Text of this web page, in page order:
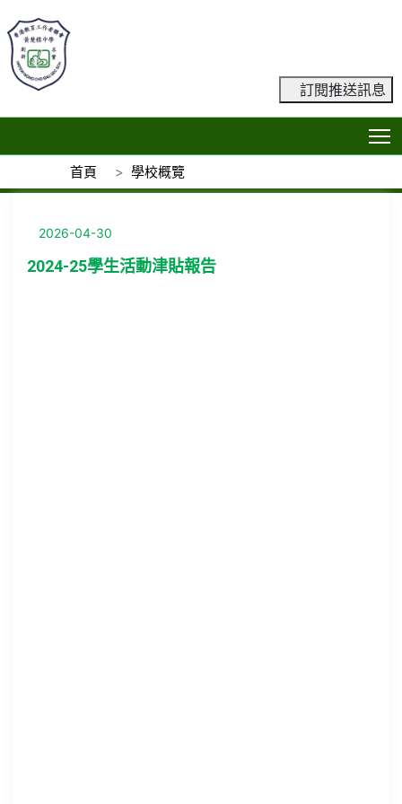
訂閱推送訊息
首頁 學校概覽
2026-04-30
2024-25學生活動津貼報告